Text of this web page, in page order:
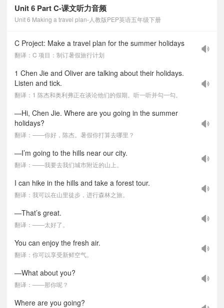
Unit 6 Part C-课文听力音频
Unit 6 Making a travel plan-人教版PEP英语五年级下册
C Project: Make a travel plan for the summer holidays
翻译：C 项目：制订暑假旅行计划
1 Chen Jie and Oliver are talking about their holidays.
Listen and tick.
翻译：1 陈杰和奥利弗正在谈论他们的假期。听一听并勾一勾。
—Hi, Chen Jie. Where are you going in the summer
holidays?
翻译：——你好，陈杰。暑假你打算去哪里？
—I’m going to the hills near our city.
翻译：——我要去我们城市附近的山上。
I can hike in the hills and take a forest tour.
翻译：我可以在山里徒步，进行森林之旅。
—That’s great.
翻译：——太好了。
You can enjoy the fresh air.
翻译：你可以享受新鲜空气。
—What about you?
翻译：——那你呢？
Where are you going?